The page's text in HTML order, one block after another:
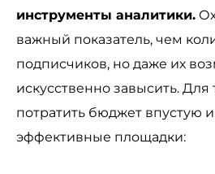
инструменты аналитики.
важный показатель, чем
подписчиков, но даже их
искусственно завысить. Для
потратить бюджет впустую
эффективные площадки: